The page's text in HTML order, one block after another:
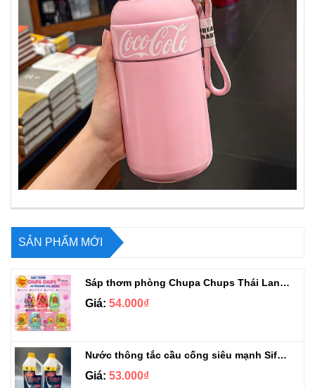
SẢN PHẨM MỚI
Sáp thơm phòng Chupa Chups Thái Lan 230g
Giá: 54.000₫
Nước thông tắc cầu cống siêu mạnh Sifa 1.4kg
Giá: 53.000₫